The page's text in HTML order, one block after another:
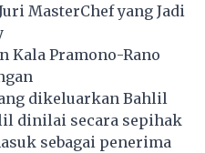
MasterChef yang Jadi
Kala Pramono-Rano
dikeluarkan Bahlil
dinilai secara sepihak
sebagai penerima